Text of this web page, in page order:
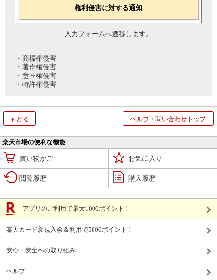
権利侵害に対する通知
入力フォームへ遷移します。
・商標権侵害
・著作権侵害
・意匠権侵害
・特許権侵害
もどる ヘルプ・問い合わせトップ
楽天市場の便利な機能
買い物かご お気に入り
閲覧履歴 購入履歴
アプリのご利用で最大1000ポイント！
楽天カード新規入会＆利用で5000ポイント！
安心・安全への取り組み
ヘルプ